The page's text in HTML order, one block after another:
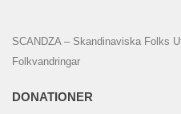
SCANDZA – Skandinaviska Folks
Folkvandringar
DONATIONER